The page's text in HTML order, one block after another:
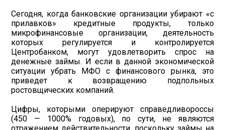
Сегодня, когда банковские организации убирают «с
прилавков» кредитные продукты, только
микрофинансовые организации, деятельность
которых регулируется и контролируется
Центробанком, могут удовлетворить спрос на
денежные займы. И если в данной экономической
ситуации убрать МФО с финансового рынка, это
приведет к возвращению подпольных
ростовщических компаний.
Цифры, которыми оперируют справедливороссы
(450 — 1000% годовых), по сути, не являются